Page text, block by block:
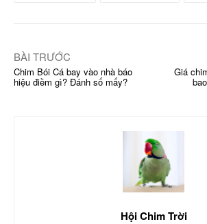
BÀI TRƯỚC
Chim Bói Cá bay vào nhà báo
hiệu điềm gì? Đánh số mấy?
Giá
Hội Chim Trời